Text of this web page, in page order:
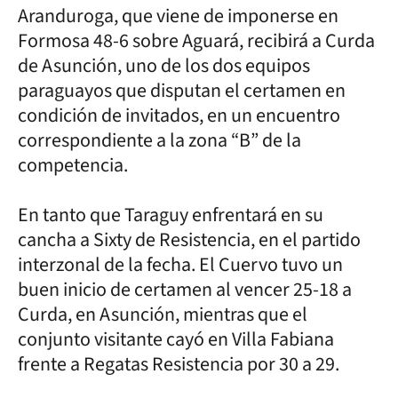
Aranduroga, que viene de imponerse en
Formosa 48-6 sobre Aguará, recibirá a Curda
de Asunción, uno de los dos equipos
paraguayos que disputan el certamen en
condición de invitados, en un encuentro
correspondiente a la zona “B” de la
competencia.
En tanto que Taraguy enfrentará en su
cancha a Sixty de Resistencia, en el partido
interzonal de la fecha. El Cuervo tuvo un
buen inicio de certamen al vencer 25-18 a
Curda, en Asunción, mientras que el
conjunto visitante cayó en Villa Fabiana
frente a Regatas Resistencia por 30 a 29.